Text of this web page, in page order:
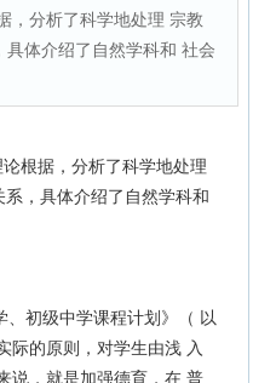
，分析了科学地处理 宗教
体介绍了自然学科和 社会
根据，分析了科学地处理
，具体介绍了自然学科和
初级中学课程计划》（ 以
际的原则，对学生由浅 入
说，就是加强德育，在 普